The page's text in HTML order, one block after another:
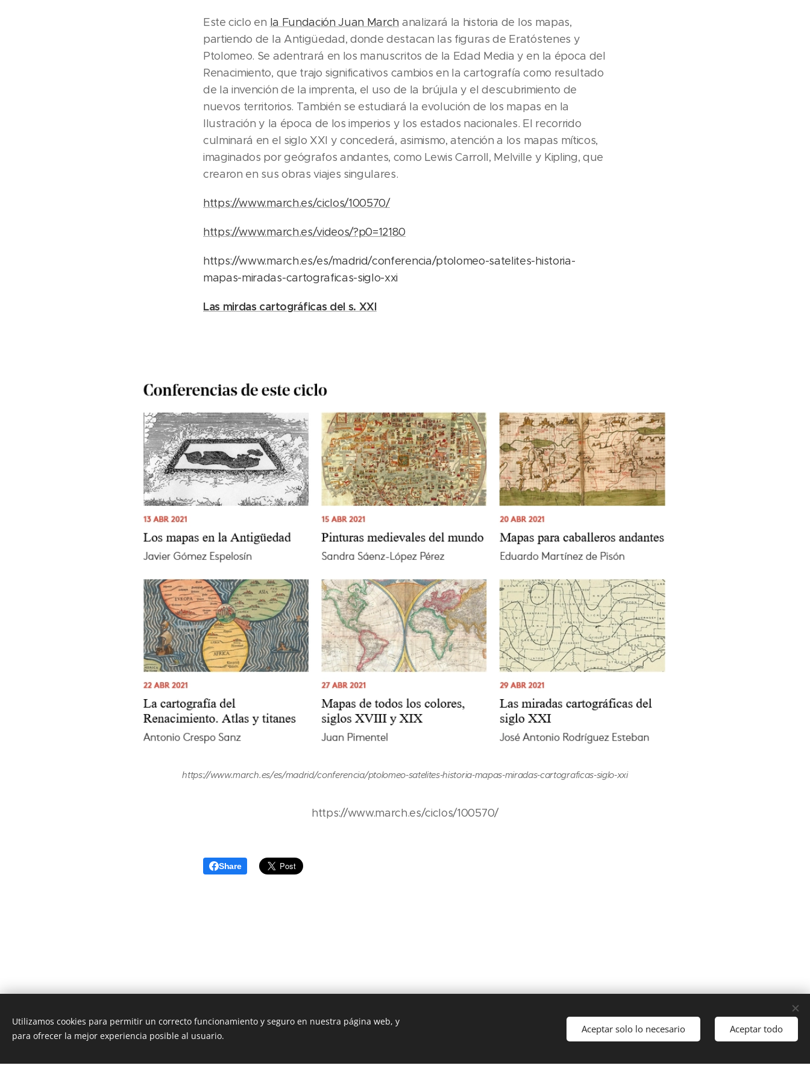
Este ciclo en la Fundación Juan March analizará la historia de los mapas,
partiendo de la Antigüedad, donde destacan las figuras de Eratóstenes y
Ptolomeo. Se adentrará en los manuscritos de la Edad Media y en la época del
Renacimiento, que trajo significativos cambios en la cartografía como resultado
de la invención de la imprenta, el uso de la brújula y el descubrimiento de
nuevos territorios. También se estudiará la evolución de los mapas en la
Ilustración y la época de los imperios y los estados nacionales. El recorrido
culminará en el siglo XXI y concederá, asimismo, atención a los mapas míticos,
imaginados por geógrafos andantes, como Lewis Carroll, Melville y Kipling, que
crearon en sus obras viajes singulares.
https://www.march.es/ciclos/100570/
https://www.march.es/videos/?p0=12180
https://www.march.es/es/madrid/conferencia/ptolomeo-satelites-historia-
mapas-miradas-cartograficas-siglo-xxi
Las mirdas cartográficas del s. XXI
https://www.march.es/es/madrid/conferencia/ptolomeo-satelites-historia-mapas-miradas-cartograficas-siglo-xxi
https://www.march.es/ciclos/100570/
Share
Dpto. de Geografía, Universidad Autónoma de Madrid, Madrid, 28049, (+34) 914972383
Utilizamos cookies para permitir un correcto funcionamiento y seguro en nuestra página web, y
para ofrecer la mejor experiencia posible al usuario.
Aceptar solo lo necesario Aceptar todo